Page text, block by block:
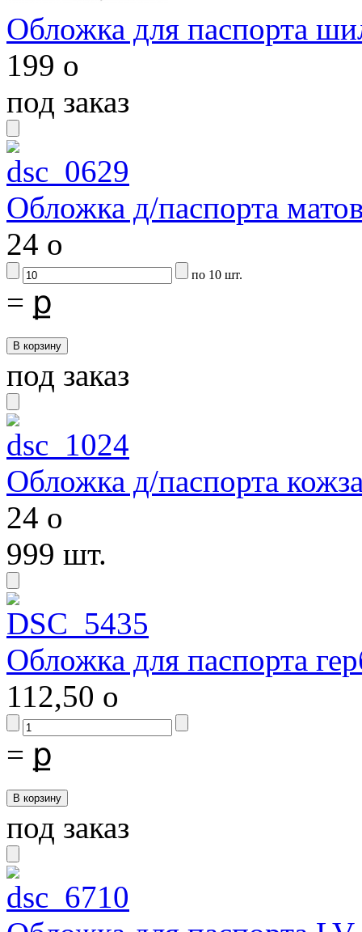
Обложка для паспорта
199 o
под заказ
Обложка д/паспорта
24 o
по 10 шт.
= ք
под заказ
Обложка д/паспорта
24 o
999 шт.
Обложка для паспорта
112,50 o
= ք
под заказ